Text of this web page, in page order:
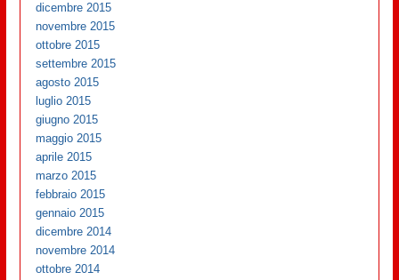
dicembre 2015
novembre 2015
ottobre 2015
settembre 2015
agosto 2015
luglio 2015
giugno 2015
maggio 2015
aprile 2015
marzo 2015
febbraio 2015
gennaio 2015
dicembre 2014
novembre 2014
ottobre 2014